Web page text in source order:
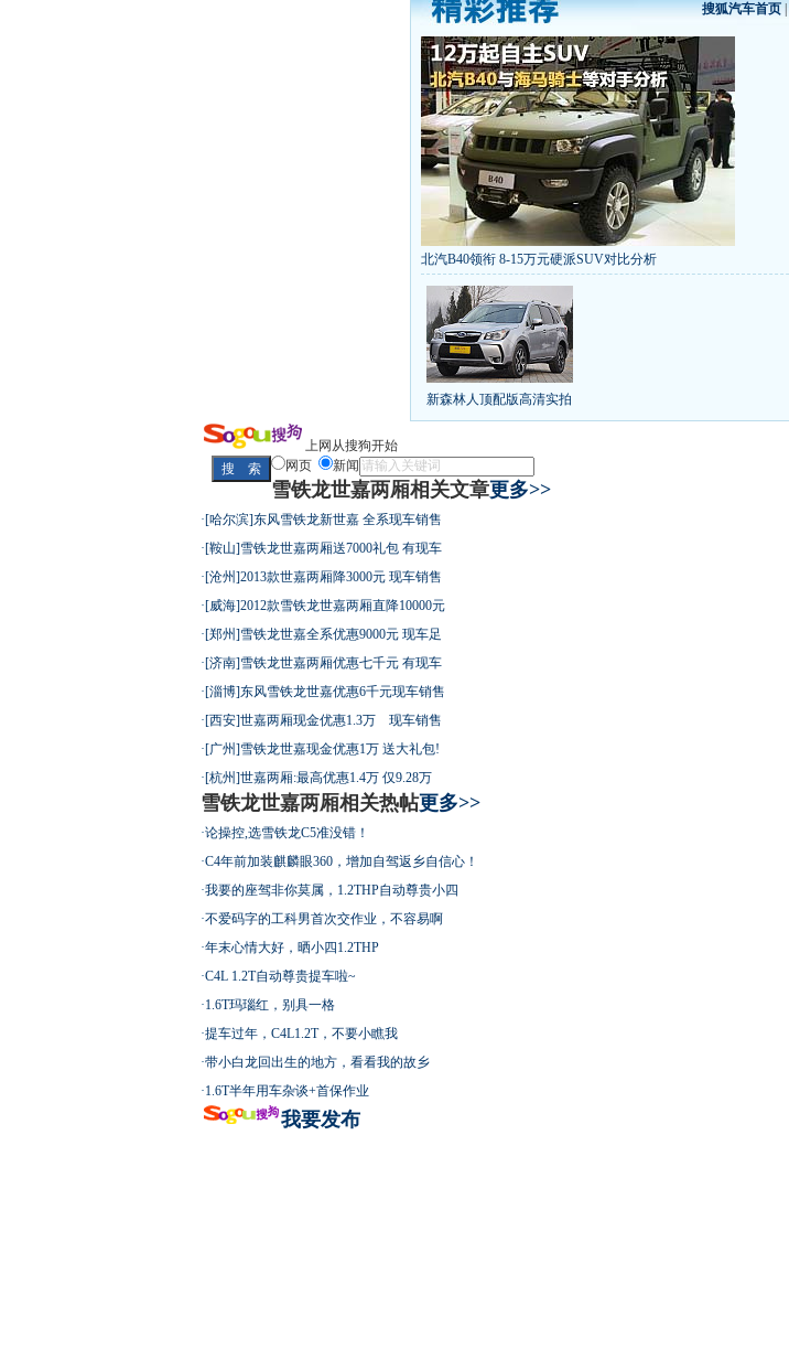
搜狐汽车首页|
北汽B40领衔 8-15万元硬派SUV对比分析
丰田推八款低价新车 全新RAV4海外售14万
第九代雅阁/本田新小SUV
凯越已跌至8折甩卖 6款合资自主车是真的低价吗？
给中国人争气的热销SUV 全新马自达6：海外卖13万
10万元新车叫板合资 15万买车谁好
长城2013年新SUV规划曝光
全新胜达23日上市 秒杀日系的SUV
大众6万低价车
新森林人顶配版高清实拍
最强山寨 又奥迪又奔驰
超速事故紧急救命操作
上网从搜狗开始
网页
新闻
雪铁龙世嘉两厢相关文章更多>>
·[哈尔滨]东风雪铁龙新世嘉 全系现车销售
·[鞍山]雪铁龙世嘉两厢送7000礼包 有现车
·[沧州]2013款世嘉两厢降3000元 现车销售
·[威海]2012款雪铁龙世嘉两厢直降10000元
·[郑州]雪铁龙世嘉全系优惠9000元 现车足
·[济南]雪铁龙世嘉两厢优惠七千元 有现车
·[淄博]东风雪铁龙世嘉优惠6千元现车销售
·[西安]世嘉两厢现金优惠1.3万 现车销售
·[广州]雪铁龙世嘉现金优惠1万 送大礼包!
·[杭州]世嘉两厢:最高优惠1.4万 仅9.28万
雪铁龙世嘉两厢相关热帖更多>>
·论操控,选雪铁龙C5准没错！
·C4年前加装麒麟眼360，增加自驾返乡自信心！
·我要的座驾非你莫属，1.2THP自动尊贵小四
·不爱码字的工科男首次交作业，不容易啊
·年末心情大好，晒小四1.2THP
·C4L 1.2T自动尊贵提车啦~
·1.6T玛瑙红，别具一格
·提车过年，C4L1.2T，不要小瞧我
·带小白龙回出生的地方，看看我的故乡
·1.6T半年用车杂谈+首保作业
我要发布